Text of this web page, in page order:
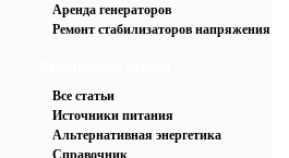
Аренда генераторов
Ремонт стабилизаторов напряжения
Все статьи
Источники питания
Альтернативная энергетика
Справочник